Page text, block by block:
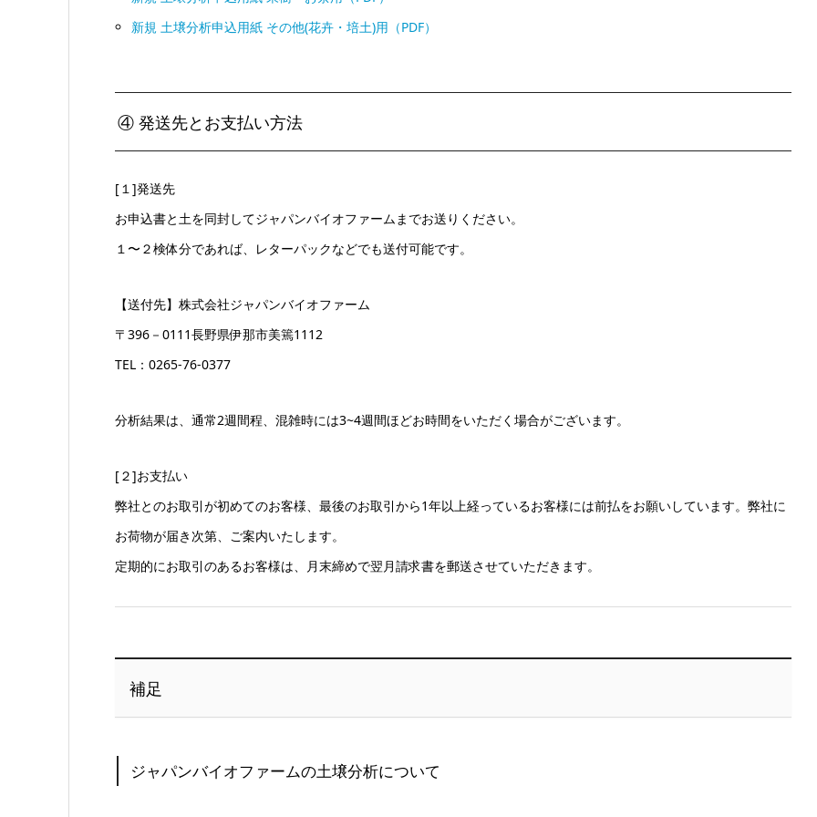
新規 土壌分析申込用紙 その他(花卉・培土)用（PDF）
④ 発送先とお支払い方法
[１]発送先
お申込書と土を同封してジャパンバイオファームまでお送りください。
１〜２検体分であれば、レターパックなどでも送付可能です。
【送付先】株式会社ジャパンバイオファーム
〒396－0111長野県伊那市美篶1112
TEL：0265-76-0377
分析結果は、通常2週間程、混雑時には3~4週間ほどお時間をいただく場合がございます。
[２]お支払い
弊社とのお取引が初めてのお客様、最後のお取引から1年以上経っているお客様には前払をお願いしています。弊社に
お荷物が届き次第、ご案内いたします。
定期的にお取引のあるお客様は、月末締めで翌月請求書を郵送させていただきます。
補足
ジャパンバイオファームの土壌分析について